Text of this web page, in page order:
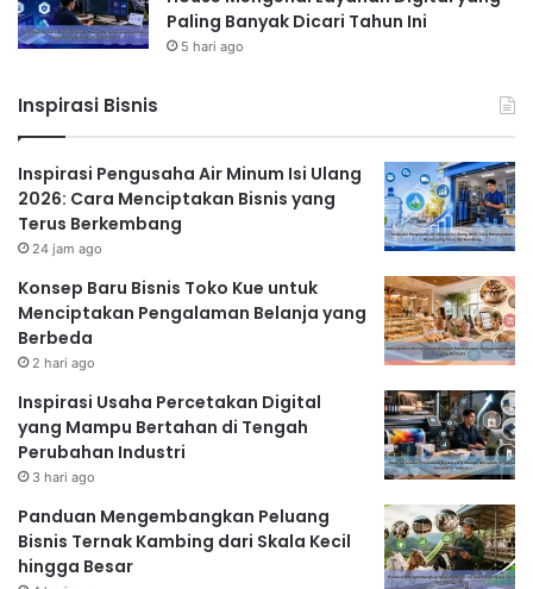
dengan cepat. Tentukan target pasar Anda dengan tepat dan
buat iklan yang menarik dan relevan. Pantau performa iklan
Investment
Kerjasama dengan influencer atau blogger untuk
mempromosikan produk atau jasa Anda. Pemasaran afiliasi
dapat membantu meningkatkan visibilitas dan kepercayaan
terhadap bisnis Anda. Pilih afiliasi yang relevan dengan target
pasar Anda dan tentukan komisi yang sesuai.
7. Manajemen Reputasi Online
online. Respon yang cepat dan profesional akan membantu
membangun kepercayaan dan meningkatkan reputasi bisnis
Anda. Ulasan positif sangat berharga, dan tanggapi ulasan
negatif dengan bijak.
Mengukur Keberhasilan
Paling Banyak Dicari Tahun Ini
5 hari ago
Inspirasi Bisnis
Inspirasi Pengusaha Air Minum Isi Ulang
2026: Cara Menciptakan Bisnis yang
Terus Berkembang
24 jam ago
Konsep Baru Bisnis Toko Kue untuk
Menciptakan Pengalaman Belanja yang
Berbeda
2 hari ago
Inspirasi Usaha Percetakan Digital
yang Mampu Bertahan di Tengah
Perubahan Industri
3 hari ago
Panduan Mengembangkan Peluang
Bisnis Ternak Kambing dari Skala Kecil
hingga Besar